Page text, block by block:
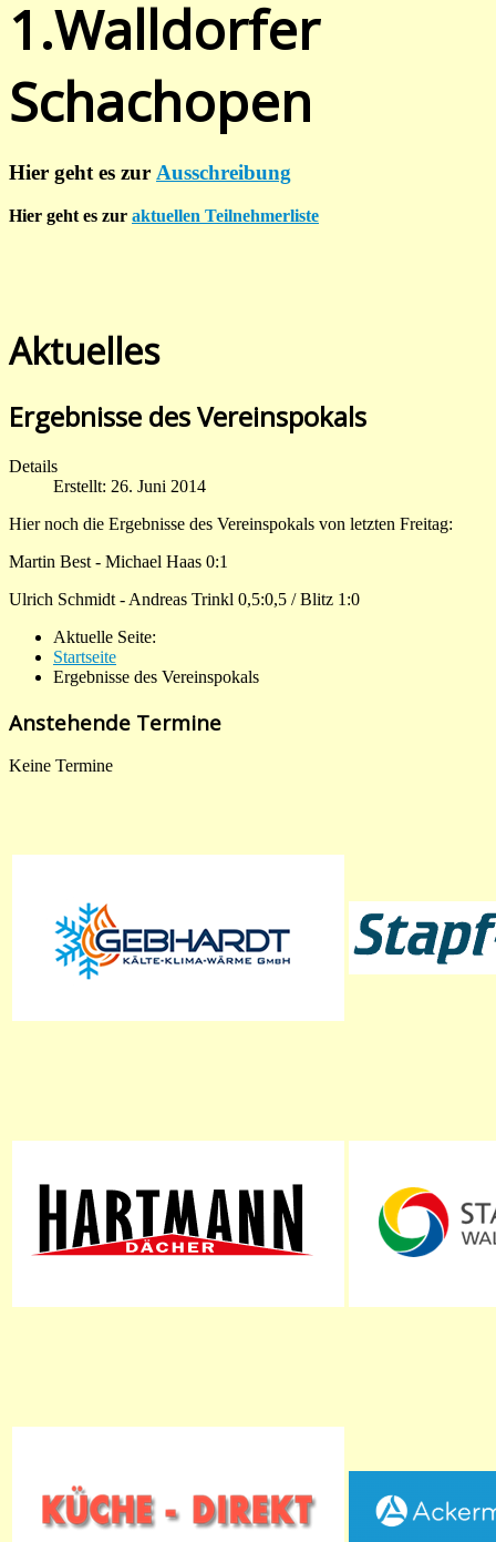
1.Walldorfer
Schachopen
Hier geht es zur Ausschreibung
Hier geht es zur aktuellen Teilnehmerliste
Aktuelles
Ergebnisse des Vereinspokals
Details
Erstellt: 26. Juni 2014
Hier noch die Ergebnisse des Vereinspokals von letzten Freitag:
Martin Best - Michael Haas 0:1
Ulrich Schmidt - Andreas Trinkl 0,5:0,5 / Blitz 1:0
Aktuelle Seite:
Startseite
Ergebnisse des Vereinspokals
Anstehende Termine
Keine Termine